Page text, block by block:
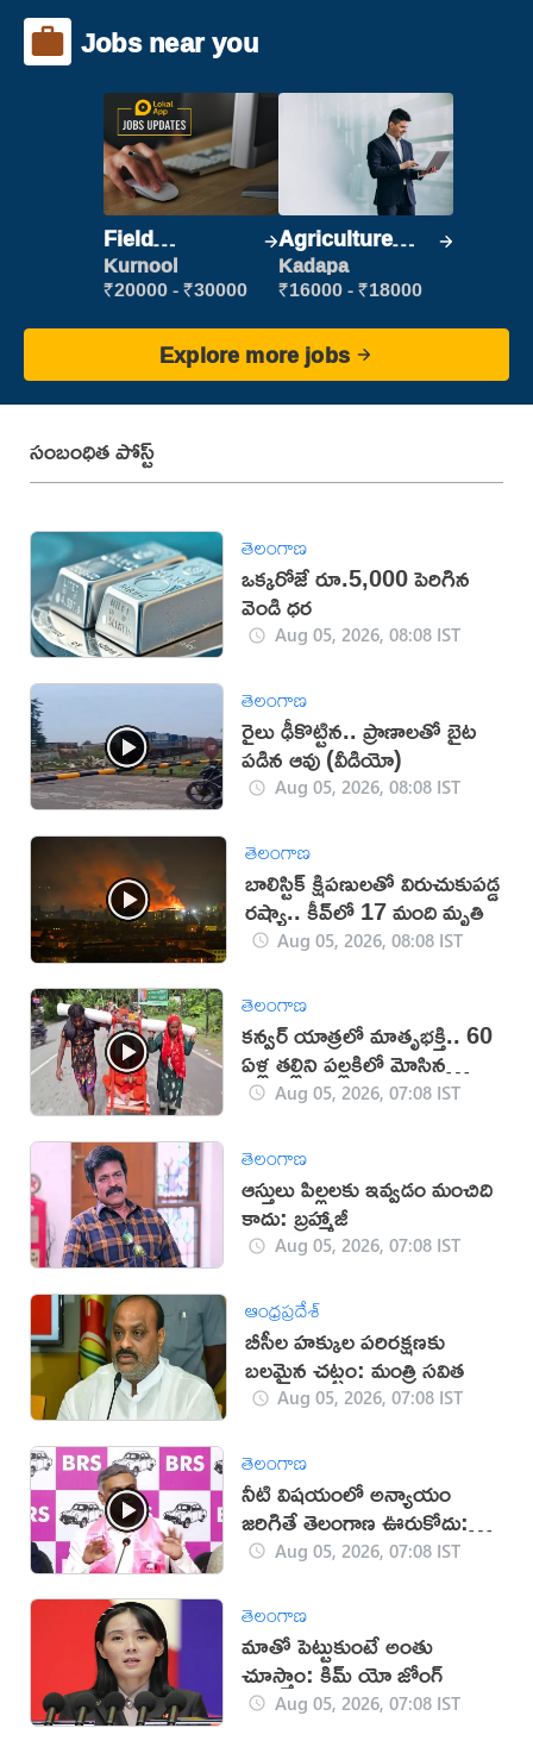
Jobs near you
Field
Marketing
Executive
Kurnool
₹20000 - ₹30000
Agriculture
Labour
Kadapa
₹16000 - ₹18000
Explore more jobs
సంబంధిత పోస్ట్
తెలంగాణ
ఒక్కరోజే రూ.5,000 పెరిగిన
వెండి ధర
Aug 05, 2026, 08:08 IST
తెలంగాణ
రైలు ఢీకొట్టిన.. ప్రాణాలతో బైట
పడిన ఆవు (వీడియో)
Aug 05, 2026, 08:08 IST
తెలంగాణ
బాలిస్టిక్ క్షిప‌ణుల‌తో విరుచుకుప‌డ్డ
ర‌ష్యా.. కీవ్‌లో 17 మంది మృతి
Aug 05, 2026, 08:08 IST
తెలంగాణ
కన్వర్ యాత్రలో మాతృభక్తి.. 60
ఏళ్ల తల్లిని పల్లకిలో మోసిన
కొడుకు, కోడలు!
Aug 05, 2026, 07:08 IST
తెలంగాణ
ఆస్తులు పిల్లలకు ఇవ్వడం మంచిది
కాదు: బ్రహ్మాజీ
Aug 05, 2026, 07:08 IST
ఆంధ్రప్రదేశ్
బీసీల హక్కుల పరిరక్షణకు
బలమైన చట్టం: మంత్రి సవిత
Aug 05, 2026, 07:08 IST
తెలంగాణ
నీటి విషయంలో అన్యాయం
జరిగితే తెలంగాణ ఊరుకోదు:
హరీశ్‌రావు
Aug 05, 2026, 07:08 IST
తెలంగాణ
మాతో పెట్టుకుంటే అంతు
చూస్తాం: కిమ్ యో జోంగ్
Aug 05, 2026, 07:08 IST